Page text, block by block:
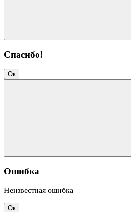
Спасибо!
Ок
Ошибка
Неизвестная ошибка
Ок